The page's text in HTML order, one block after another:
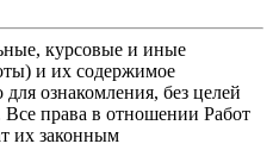
курсовые и иные
и их содержимое
ознакомления, без целей
Все права в отношении Работ
их законным